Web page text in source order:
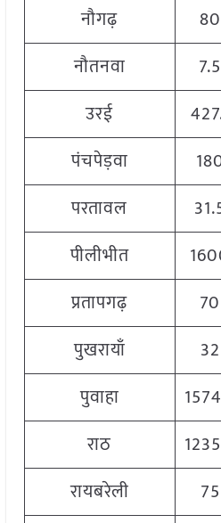
नौगढ़
80
नौतनवा
7.5
उरई
पंचपेड़वा
परतावल
पीलीभीत
प्रतापगढ़
70
पुखरायाँ
32
पुवाहा
राठ
रायबरेली
75